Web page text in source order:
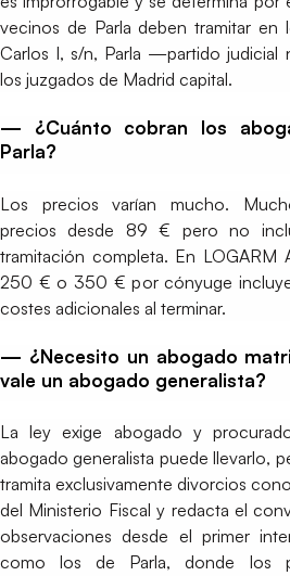
vecinos de Parla deben tramitar en
Carlos I, s/n, Parla —partido
los juzgados de Madrid capital.
— ¿Cuánto cobran los
Parla?
Los precios varían mucho.
precios desde 89 € pero no
tramitación completa. En LOGARM
250 € o 350 € por cónyuge
costes adicionales al terminar.
— ¿Necesito un abogado
vale un abogado generalista?
La ley exige abogado y
abogado generalista puede llevarlo,
tramita exclusivamente divorcios
del Ministerio Fiscal y redacta el
observaciones desde el primer
como los de Parla, donde los